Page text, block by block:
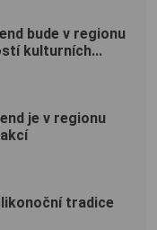
bude v regionu
kulturních...
je v regionu
tradice